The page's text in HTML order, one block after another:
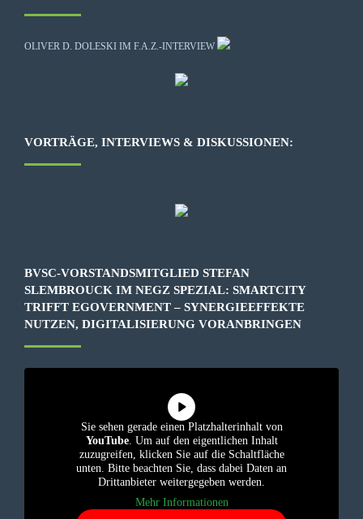
OLIVER D. DOLESKI IM F.A.Z.-INTERVIEW
VORTRÄGE, INTERVIEWS & DISKUSSIONEN:
BVSC-VORSTANDSMITGLIED STEFAN
SLEMBROUCK IM NEGZ SPEZIAL: SMARTCITY
TRIFFT EGOVERNMENT – SYNERGIEEFFEKTE
NUTZEN, DIGITALISIERUNG VORANBRINGEN
Sie sehen gerade einen Platzhalterinhalt von
YouTube. Um auf den eigentlichen Inhalt
zuzugreifen, klicken Sie auf die Schaltfläche
unten. Bitte beachten Sie, dass dabei Daten an
Drittanbieter weitergegeben werden.
Mehr Informationen